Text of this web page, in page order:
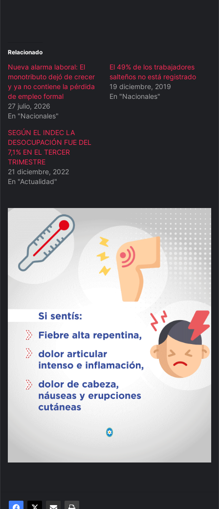
Relacionado
Nueva alarma laboral: El
monotributo dejó de crecer
y ya no contiene la pérdida
de empleo formal
27 julio, 2026
En "Nacionales"
El 49% de los trabajadores
salteños no está registrado
19 diciembre, 2019
En "Nacionales"
SEGÚN EL INDEC LA
DESOCUPACIÓN FUE DEL
7,1% EN EL TERCER
TRIMESTRE
21 diciembre, 2022
En "Actualidad"